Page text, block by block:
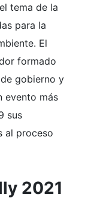
tema de la
para la
El
formado
gobierno y
evento más
sus
al proceso
2021